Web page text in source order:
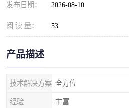
发布日期： 2026-08-10
阅 读 量： 53
产品描述
技术解决方案 全方位
经验 丰富